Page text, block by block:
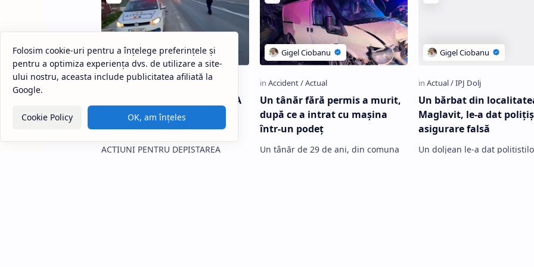
ACŢIUNI PENTRU DEPISTAREA
PERSOANELOR URMĂRITE,
DESFĂŞURATE DE POLIŢIŞTI
ACŢIUNI PENTRU DEPISTAREA
Un tânăr fără permis a murit,
după ce a intrat cu mașina
într-un podeț
Un tânăr de 29 de ani, din comuna
Un bărbat din
Maglavit, le-a dat
asigurare falsă
Un doljean le-a dat
Folosim cookie-uri pentru a înțelege preferințele și
pentru a optimiza experiența dvs. de utilizare a site-
ului nostru, aceasta include publicitatea afiliată la
Google.
Cookie Policy OK, am înțeles